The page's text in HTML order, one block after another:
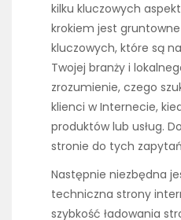
kilku kluczowych
krokiem jest
kluczowych, które są
Twojej branży i
zrozumienie, czego
klienci w Internecie,
produktów lub usług.
stronie do tych
Następnie niezbędna
techniczna strony
szybkość ładowania